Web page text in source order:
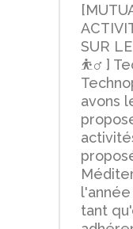
SUR
⛹‍♂️ ]
avons
tant